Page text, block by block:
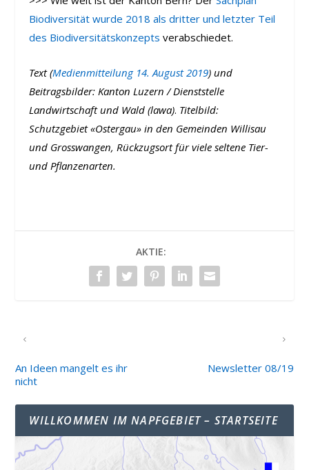
Biodiversität wurde 2018 als dritter und letzter Teil
des Biodiversitätskonzepts verabschiedet.
Text (Medienmitteilung 14. August 2019) und
Beitragsbilder: Kanton Luzern / Dienststelle
Landwirtschaft und Wald (lawa). Titelbild:
Schutzgebiet «Ostergau» in den Gemeinden Willisau
und Grosswangen, Rückzugsort für viele seltene Tier-
und Pflanzenarten.
AKTIE:
An Ideen mangelt es ihr
nicht
Newsletter 08/19
WILLKOMMEN IM NAPFGEBIET – STARTSEITE